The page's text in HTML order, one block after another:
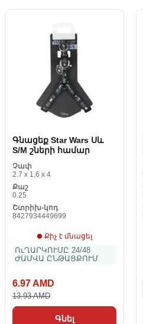
Գնացեք Star Wars Սև
S/M շների համար
Չափ
2.7 x 1.6 x 4
Քաշ
0.25
Շտրիխ-կոդ
8427934449699
Քիչ է մնացել
ՈւՂԱՐԿՈՒՄԸ 24/48
ԺԱՄՎԱ ԸՆԹԱՑՔՈՒՄ
6.97 AMD
13.93 AMD
Գնել